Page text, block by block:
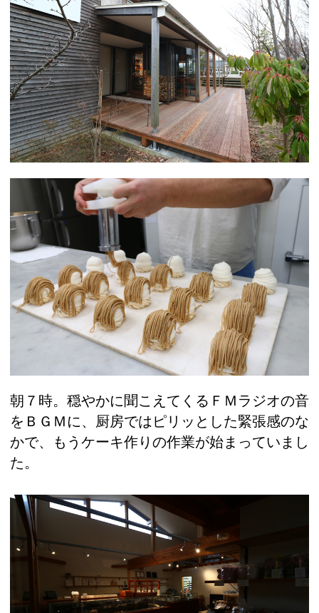
朝７時。穏やかに聞こえてくるＦＭラジオの音
をＢＧＭに、厨房ではピリッとした緊張感のな
かで、もうケーキ作りの作業が始まっていまし
た。